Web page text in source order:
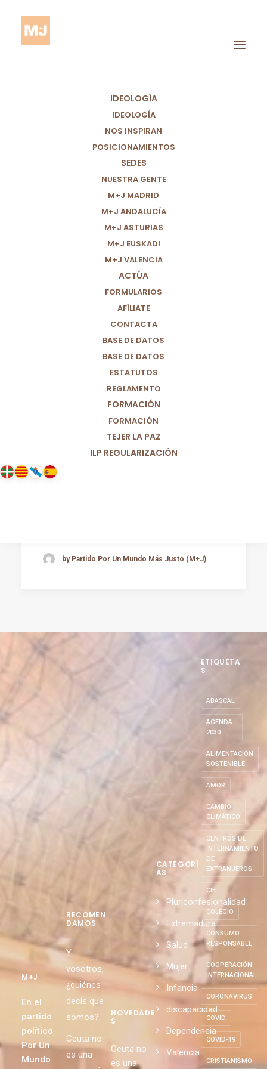
IDEOLOGÍA
IDEOLOGÍA
NOS INSPIRAN
POSICIONAMIENTOS
SEDES
NUESTRA GENTE
M+J MADRID
M+J ANDALUCÍA
M+J ASTURIAS
M+J EUSKADI
M+J VALENCIA
ACTÚA
FORMULARIOS
AFÍLIATE
CONTACTA
BASE DE DATOS
BASE DE DATOS
ESTATUTOS
REGLAMENTO
FORMACIÓN
FORMACIÓN
TEJER LA PAZ
ILP REGULARIZACIÓN
Regularización
by Partido Por Un Mundo Más Justo (M+J)
M+J
En el
partido
político
Por Un
Mundo
RECOMEN
DAMOS
Y
vosotros,
¿quiénes
decís que
somos?
Ceuta no
es una
NOVEDADE
S
Ceuta no
es una
CATEGORÍ
AS
Pluriconfesionalidad
Extremadura
Salud
Mujer
Infancia
discapacidad
Dependencia
Valencia
ETIQUETA
S
ABASCAL
AGENDA
2030
ALIMENTACIÓN
SOSTENIBLE
AMOR
CAMBIO
CLIMÁTICO
CENTROS DE
INTERNAMIENTO
DE
EXTRANJEROS
CIE
COLEGIO
CONSUMO
RESPONSABLE
COOPERACIÓN
INTERNACIONAL
CORONAVIRUS
COVID
COVID-19
CRISTIANISMO